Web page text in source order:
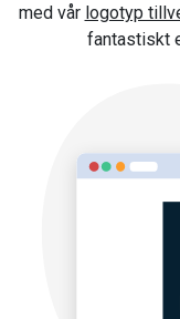
med vår logotyp
fantastiskt